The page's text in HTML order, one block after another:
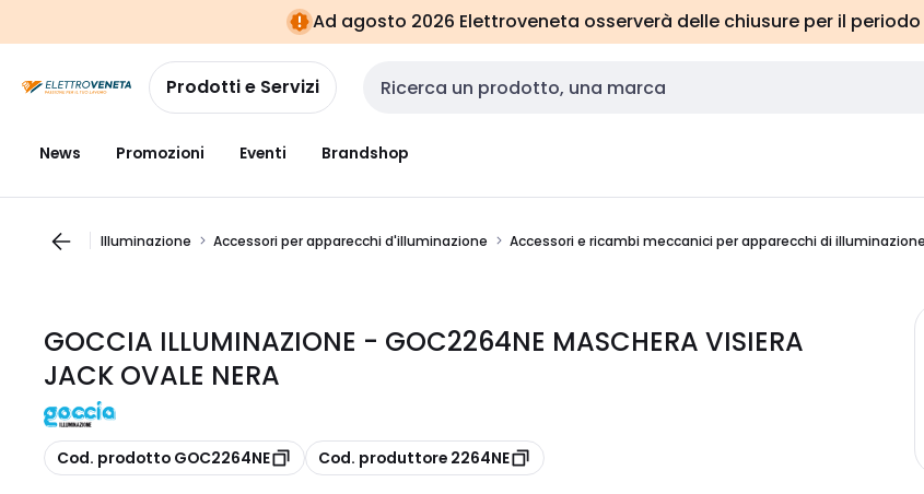
navigazionealla
pagina
Ad agosto 2026 Elettroveneta osserverà delle chiusure per il
Prodotti e Servizi Cerca input
News Promozioni Eventi Brandshop
Illuminazione Accessori per apparecchi d'illuminazione Accessori e ricambi meccanici per apparecchi di illuminazione
GOCCIA ILLUMINAZIONE - GOC2264NE MASCHERA VISIERA
JACK OVALE NERA
copia
Cod. prodotto GOC2264NE copia
Cod. produttore 2264NE